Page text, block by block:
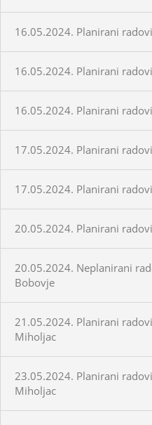
16.05.2024. Planirani
16.05.2024. Planirani
16.05.2024. Planirani
17.05.2024. Planirani
17.05.2024. Planirani
20.05.2024. Planirani
20.05.2024. Neplanirani
Bobovje
21.05.2024. Planirani
Miholjac
23.05.2024. Planirani
Miholjac